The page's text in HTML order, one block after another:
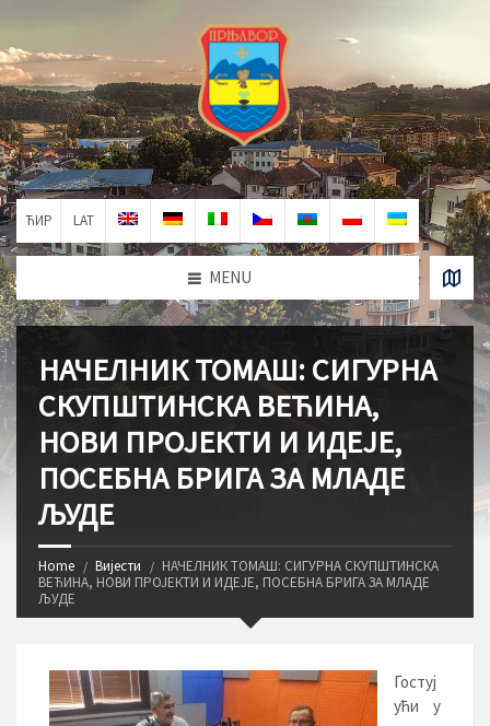
ЋИР LAT
MENU
НАЧЕЛНИК ТОМАШ: СИГУРНА
СКУПШТИНСКА ВЕЋИНА,
НОВИ ПРОЈЕКТИ И ИДЕЈЕ,
ПОСЕБНА БРИГА ЗА МЛАДЕ
ЉУДЕ
Home Вијести
НАЧЕЛНИК ТОМАШ: СИГУРНА СКУПШТИНСКА
ВЕЋИНА, НОВИ ПРОЈЕКТИ И ИДЕЈЕ, ПОСЕБНА БРИГА ЗА МЛАДЕ
ЉУДЕ
Гостуј
ући у